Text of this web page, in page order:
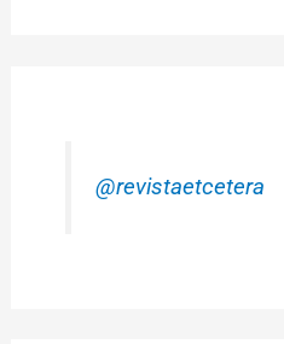
@revistaetcetera